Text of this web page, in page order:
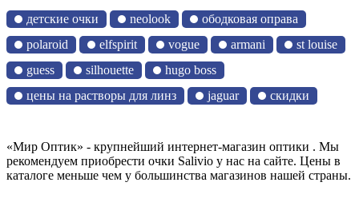
детские очки neolook
ободковая оправа
polaroid
elfspirit vogue armani
st louise
guess
silhouette
hugo boss
цены на растворы для линз
jaguar скидки
«Мир Оптик» - крупнейший интернет-магазин оптики . Мы
рекомендуем приобрести очки Salivio у нас на сайте. Цены в
каталоге меньше чем у большинства магазинов нашей страны.